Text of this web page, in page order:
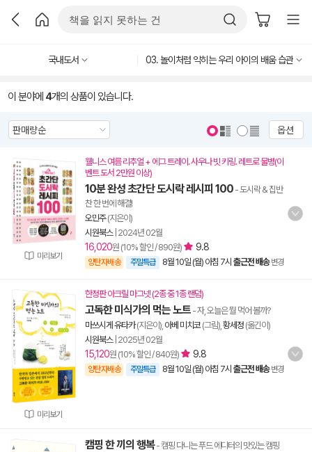
국내도서 03. 놀이처럼 익히는 우리 아이의 배움 습관
이 분야에 4개의 상품이 있습니다.
옵션
미리보기
웰니스 여름 리추얼 + 에그 트레이. 사우나 빗 키링. 레트로 물병(이
벤트 도서 2만원 이상)
10분 완성 초간단 도시락 레시피 100 - 도시락 & 집반
찬 한 번에 해결!
오민주(지은이)
시원북스| 2024년 02월
16,020원 (10% 할인 / 890원) 9.8
양탄자배송 주말특급 8월 10일 (월) 아침 7시 출근전 배송 변경
미리보기
한정판 아크릴 마그넷 (2종 중 1종 랜덤)
고독한 미식가의 먹는 노트 - 자, 오늘은 뭘 먹어 볼까?
마쓰시게 유타카(지은이), 아베 미치코(그림), 황세정 (옮긴이)
시원북스| 2025년 02월
15,120원 (10% 할인 / 840원) 9.8
양탄자배송 주말특급 8월 10일 (월) 아침 7시 출근전 배송 변경
캠핑 한 끼의 행복- 캠핑 다니는 푸드 에디터의 맛있는 캠핑